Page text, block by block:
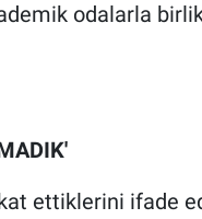
odalarla
ettiklerini ifade